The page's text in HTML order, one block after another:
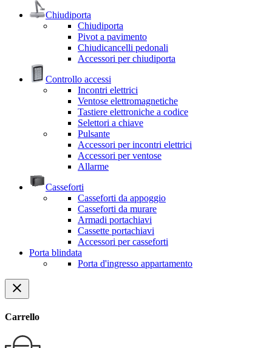
Chiudiporta
Chiudiporta
Pivot a pavimento
Chiudicancelli pedonali
Accessori per chiudiporta
Controllo accessi
Incontri elettrici
Ventose elettromagnetiche
Tastiere elettroniche a codice
Selettori a chiave
Pulsante
Accessori per incontri elettrici
Accessori per ventose
Allarme
Casseforti
Casseforti da appoggio
Casseforti da murare
Armadi portachiavi
Cassette portachiavi
Accessori per casseforti
Porta blindata
Porta d'ingresso appartamento
close
Carrello